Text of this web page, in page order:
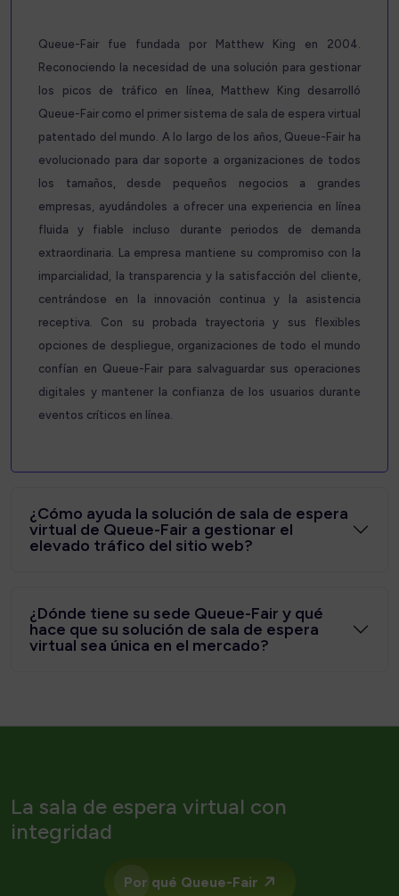
Queue-Fair fue fundada por Matthew King en 2004.
Reconociendo la necesidad de una solución para gestionar
los picos de tráfico en línea, Matthew King desarrolló
Queue-Fair como el primer sistema de sala de espera virtual
patentado del mundo. A lo largo de los años, Queue-Fair ha
evolucionado para dar soporte a organizaciones de todos
los tamaños, desde pequeños negocios a grandes
empresas, ayudándoles a ofrecer una experiencia en línea
fluida y fiable incluso durante periodos de demanda
extraordinaria. La empresa mantiene su compromiso con la
imparcialidad, la transparencia y la satisfacción del cliente,
centrándose en la innovación continua y la asistencia
receptiva. Con su probada trayectoria y sus flexibles
opciones de despliegue, organizaciones de todo el mundo
confían en Queue-Fair para salvaguardar sus operaciones
digitales y mantener la confianza de los usuarios durante
eventos críticos en línea.
¿Cómo ayuda la solución de sala de espera
virtual de Queue-Fair a gestionar el
elevado tráfico del sitio web?
¿Dónde tiene su sede Queue-Fair y qué
hace que su solución de sala de espera
virtual sea única en el mercado?
La sala de espera virtual con
integridad
Por qué Queue-Fair